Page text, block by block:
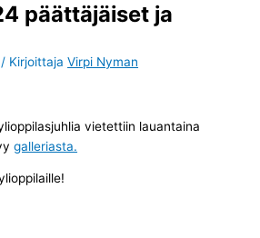
päättäjäiset ja
/ KirjoittajaVirpi Nyman
vietettiin lauantaina
galleriasta.